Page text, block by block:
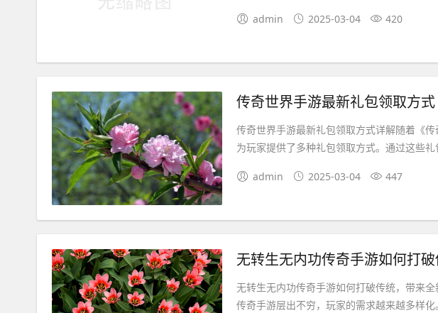
admin 2025-03-04 420
传奇世界手游最新礼包领取方式
传奇世界手游最新礼包领取方式详解随着《
为玩家提供了多种礼包领取方式。通过这些
admin 2025-03-04 447
无转生无内功传奇手游如何打
无转生无内功传奇手游如何打破传统，带来
传奇手游层出不穷，玩家的需求越来越多样